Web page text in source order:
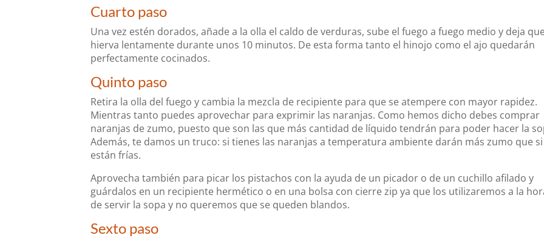
Cuarto paso
Una vez estén dorados, añade a la olla el caldo de verduras, sube el fuego a fuego medio y deja
hierva lentamente durante unos 10 minutos. De esta forma tanto el hinojo como el ajo quedarán
perfectamente cocinados.
Quinto paso
Retira la olla del fuego y cambia la mezcla de recipiente para que se atempere con mayor rapidez.
Mientras tanto puedes aprovechar para exprimir las naranjas. Como hemos dicho debes comprar
naranjas de zumo, puesto que son las que más cantidad de líquido tendrán para poder hacer la
Además, te damos un truco: si tienes las naranjas a temperatura ambiente darán más zumo que si
están frías.
Aprovecha también para picar los pistachos con la ayuda de un picador o de un cuchillo afilado y
guárdalos en un recipiente hermético o en una bolsa con cierre zip ya que los utilizaremos a la
de servir la sopa y no queremos que se queden blandos.
Sexto paso